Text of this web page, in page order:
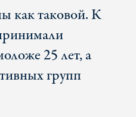
как таковой. К
25 лет, а
групп